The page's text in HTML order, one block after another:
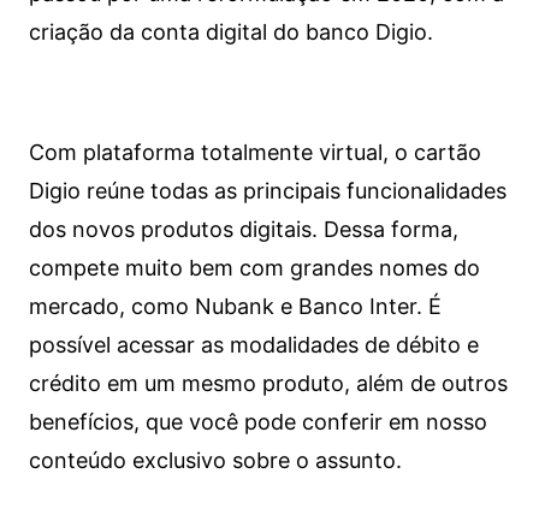
criação da conta digital do banco Digio.
Com plataforma totalmente virtual, o cartão
Digio reúne todas as principais funcionalidades
dos novos produtos digitais. Dessa forma,
compete muito bem com grandes nomes do
mercado, como Nubank e Banco Inter. É
possível acessar as modalidades de débito e
crédito em um mesmo produto, além de outros
benefícios, que você pode conferir em nosso
conteúdo exclusivo sobre o assunto.